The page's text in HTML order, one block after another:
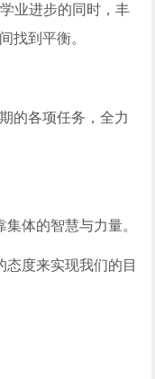
业进步的同时，丰
找到平衡。
的各项任务，全力
体的智慧与力量。
态度来实现我们的目